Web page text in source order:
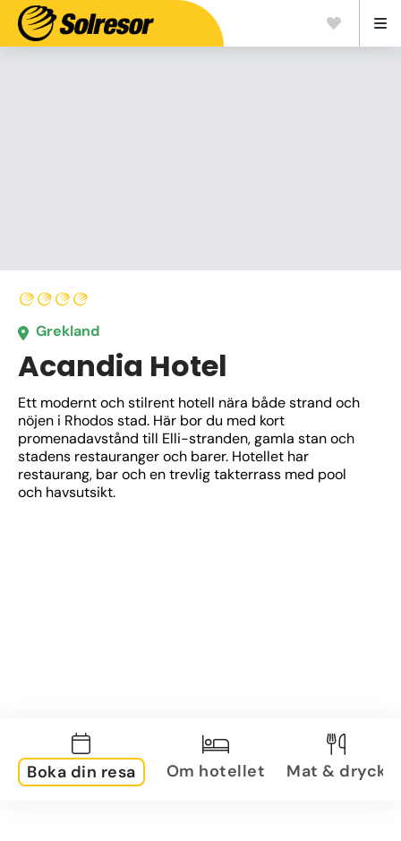
Grekland
Acandia Hotel
Ett modernt och stilrent hotell nära både strand och
nöjen i Rhodos stad. Här bor du med kort
promenadavstånd till Elli-stranden, gamla stan och
stadens restauranger och barer. Hotellet har
restaurang, bar och en trevlig takterrass med pool
och havsutsikt.
Boka din resa Om hotellet Mat & dryck